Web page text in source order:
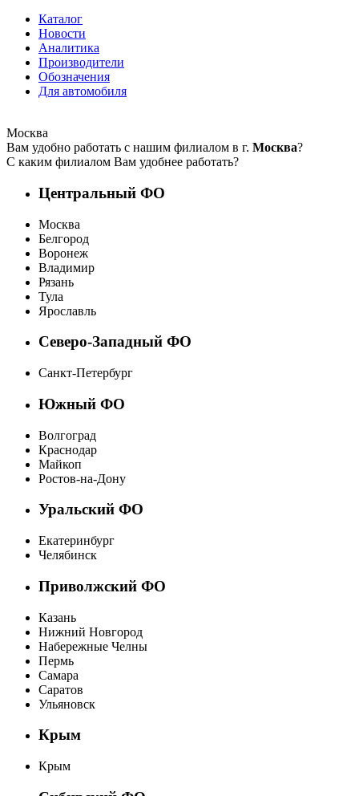
Каталог
Новости
Аналитика
Производители
Обозначения
Для автомобиля
Москва
Вам удобно работать с нашим филиалом в г. Москва?
С каким филиалом Вам удобнее работать?
Центральный ФО
Москва
Белгород
Воронеж
Владимир
Рязань
Тула
Ярославль
Северо-Западный ФО
Санкт-Петербург
Южный ФО
Волгоград
Краснодар
Майкоп
Ростов-на-Дону
Уральский ФО
Екатеринбург
Челябинск
Приволжский ФО
Казань
Нижний Новгород
Набережные Челны
Пермь
Самара
Саратов
Ульяновск
Крым
Крым